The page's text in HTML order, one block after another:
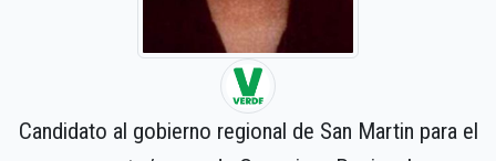
Candidato al gobierno regional de San Martin para el